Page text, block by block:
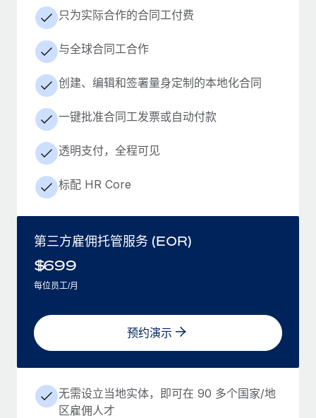
只为实际合作的合同工付费
与全球合同工合作
创建、编辑和签署量身定制的本地化合同
一键批准合同工发票或自动付款
透明支付，全程可见
标配 HR Core
第三方雇佣托管服务 (EOR)
$699
每位员工/月
预约演示
无需设立当地实体，即可在 90 多个国家/地
区雇佣人才